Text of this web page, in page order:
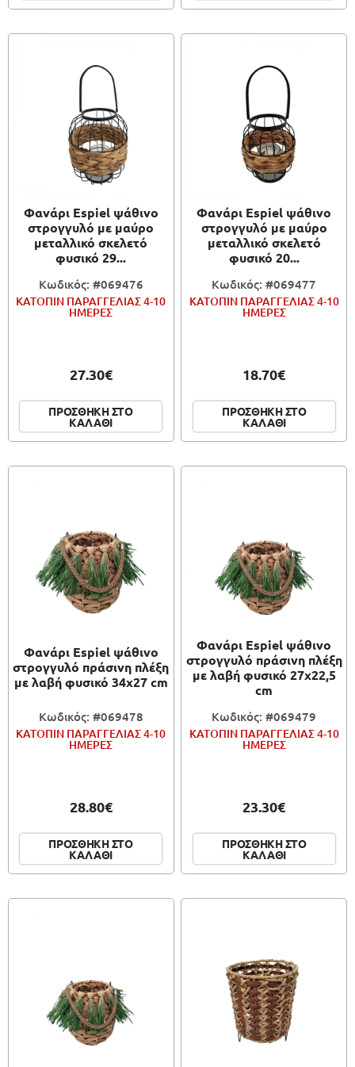
Φανάρι Espiel ψάθινο
στρογγυλό με μαύρο
μεταλλικό σκελετό
φυσικό 29...
Κωδικός: #069476
ΚΑΤΟΠΙΝ ΠΑΡΑΓΓΕΛΙΑΣ 4-10
ΗΜΕΡΕΣ
27.30€
ΠΡΟΣΘΗΚΗ ΣΤΟ
ΚΑΛΑΘΙ
Φανάρι Espiel ψάθινο
στρογγυλό με μαύρο
μεταλλικό σκελετό
φυσικό 20...
Κωδικός: #069477
ΚΑΤΟΠΙΝ ΠΑΡΑΓΓΕΛΙΑΣ 4-10
ΗΜΕΡΕΣ
18.70€
ΠΡΟΣΘΗΚΗ ΣΤΟ
ΚΑΛΑΘΙ
Φανάρι Espiel ψάθινο
στρογγυλό πράσινη πλέξη
με λαβή φυσικό 34x27 cm
Κωδικός: #069478
ΚΑΤΟΠΙΝ ΠΑΡΑΓΓΕΛΙΑΣ 4-10
ΗΜΕΡΕΣ
28.80€
ΠΡΟΣΘΗΚΗ ΣΤΟ
ΚΑΛΑΘΙ
Φανάρι Espiel ψάθινο
στρογγυλό πράσινη πλέξη
με λαβή φυσικό 27x22,5
cm
Κωδικός: #069479
ΚΑΤΟΠΙΝ ΠΑΡΑΓΓΕΛΙΑΣ 4-10
ΗΜΕΡΕΣ
23.30€
ΠΡΟΣΘΗΚΗ ΣΤΟ
ΚΑΛΑΘΙ